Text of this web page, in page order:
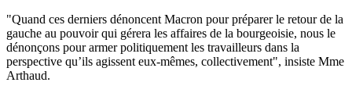
"Quand ces derniers dénoncent Macron pour préparer le retour de la
gauche au pouvoir qui gérera les affaires de la bourgeoisie, nous le
dénonçons pour armer politiquement les travailleurs dans la
perspective qu’ils agissent eux-mêmes, collectivement", insiste Mme
Arthaud.